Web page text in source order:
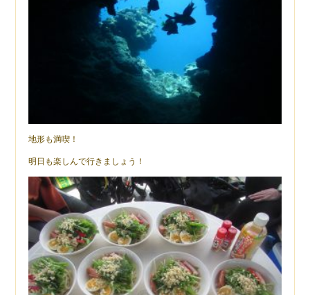
地形も満喫！
明日も楽しんで行きましょう！